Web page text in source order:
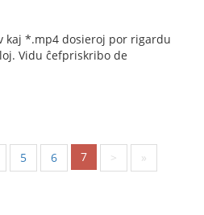
kaj *.mp4 dosieroj por rigardu
Vidu ĉefpriskribo de
5 6 7 > »